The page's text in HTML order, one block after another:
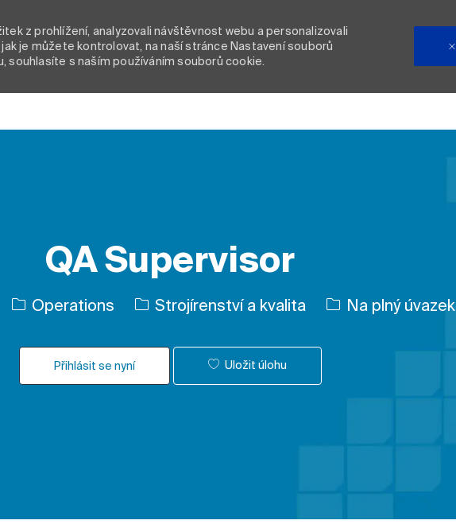
z prohlížení, analyzovali návštěvnost webu a personalizovali
je můžete kontrolovat, na naší stránce Nastavení souborů
s naším používáním souborů cookie.
QA Supervisor
Operations Kategorie
Strojírenství a kvalita Typ úlohy
Na plný úvazek
Přihlásit se nyní Uložit úlohu